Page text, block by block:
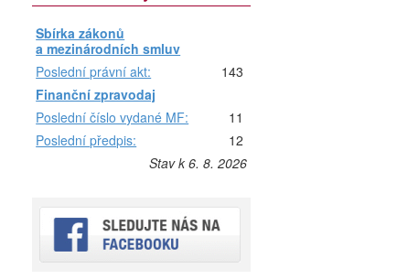
Sbírka zákonů
a mezinárodních smluv
Poslední právní akt:
143
Finanční zpravodaj
Poslední číslo vydané MF:
11
Poslední předpis:
12
Stav k 6. 8. 2026